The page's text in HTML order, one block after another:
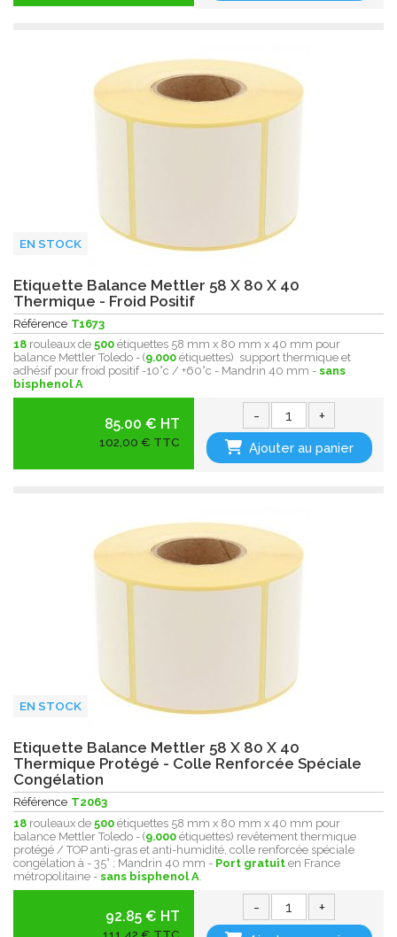
EN STOCK
Etiquette Balance Mettler 58 X 80 X 40
Thermique - Froid Positif
Référence T1673
18 rouleaux de 500 étiquettes 58 mm x 80 mm x 40 mm pour
balance Mettler Toledo - (9.000 étiquettes) support thermique et
adhésif pour froid positif -10°c / +60°c - Mandrin 40 mm - sans
bisphenol A
85.00 € HT
102,00 € TTC
- +
Ajouter au panier
EN STOCK
Etiquette Balance Mettler 58 X 80 X 40
Thermique Protégé - Colle Renforcée Spéciale
Congélation
Référence T2063
18 rouleaux de 500 étiquettes 58 mm x 80 mm x 40 mm pour
balance Mettler Toledo - (9.000 étiquettes) revêtement thermique
protégé / TOP anti-gras et anti-humidité, colle renforcée spéciale
congélation à - 35° ; Mandrin 40 mm - Port gratuit en France
métropolitaine - sans bisphenol A
92.85 € HT
111,42 € TTC
- +